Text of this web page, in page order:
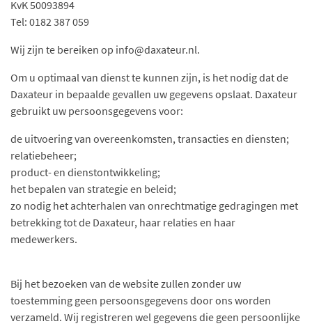
KvK 50093894
Tel: 0182 387 059
Wij zijn te bereiken op info@daxateur.nl.
Om u optimaal van dienst te kunnen zijn, is het nodig dat de
Daxateur​​​​​​​ in bepaalde gevallen uw gegevens opslaat. Daxateur​​​​​​​
gebruikt uw persoonsgegevens voor:
de uitvoering van overeenkomsten, transacties en diensten;
relatiebeheer;
product- en dienstontwikkeling;
het bepalen van strategie en beleid;
zo nodig het achterhalen van onrechtmatige gedragingen met
betrekking tot de Daxateur​​​​​​​, haar relaties en haar
medewerkers.
Bij het bezoeken van de website zullen zonder uw
toestemming geen persoonsgegevens door ons worden
verzameld. Wij registreren wel gegevens die geen persoonlijke